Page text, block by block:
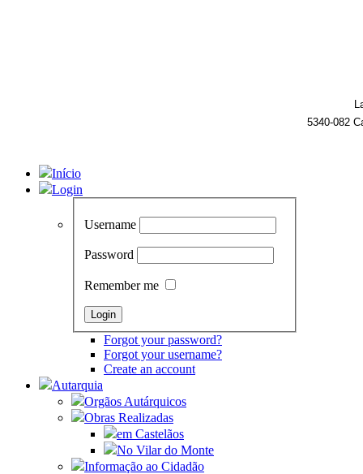
5340-082
Início
Login
Username
Password
Remember me
Forgot your password?
Forgot your username?
Create an account
Autarquia
Orgãos Autárquicos
Obras Realizadas
em Castelãos
No Vilar do Monte
Informação ao Cidadão